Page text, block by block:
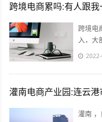
跨境电商累吗:有人跟我
跨境电
入，大
他平台
灌南电商产业园:连云港
灌南